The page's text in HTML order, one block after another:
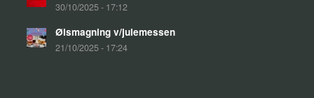
30/10/2025 - 17:12
Ølsmagning v/julemessen
21/10/2025 - 17:24